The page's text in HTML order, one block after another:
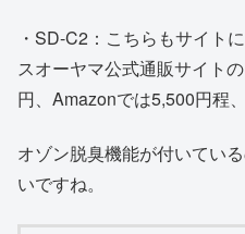
・SD-C2：こちらもサイト
スオーヤマ公式通販サイト
円、Amazonでは5,500円程
オゾン脱臭機能が付いてい
いですね。